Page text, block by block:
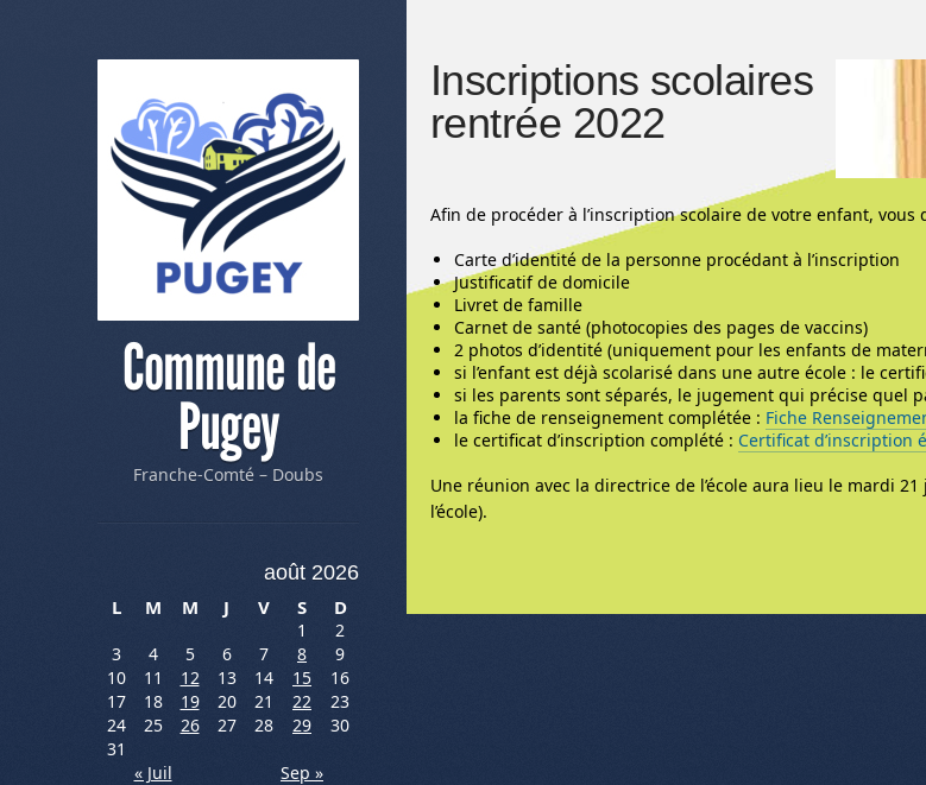
Commune de
Pugey
Franche-Comté – Doubs
août 2026
L
M M J V S D
1
2
3
4 5 6 7 8
9
10
11 12 13 14 15
16
17
18 19 20 21 22
23
24
25 26 27 28 29
30
31
« Juil
Sep »
Inscriptions scolaires
rentrée 2022
Afin de procéder à l’inscription scolaire de votre enfant,
Carte d’identité de la personne procédant à l’inscription
Justificatif de domicile
Livret de famille
Carnet de santé (photocopies des pages de vaccins)
2 photos d’identité (uniquement pour les enfants de
si l’enfant est déjà scolarisé dans une autre école : le
si les parents sont séparés, le jugement qui précise quel
la fiche de renseignement complétée : Fiche
le certificat d’inscription complété : Certificat d’inscription
Une réunion avec la directrice de l’école aura lieu le mardi
l’école).
Menu de l'article